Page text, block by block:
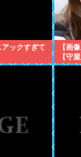
アックすぎて
【画
【守